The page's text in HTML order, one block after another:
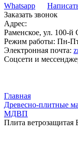
Whatsapp
Заказать звонок
Адрес:
Раменское, ул. 100-
Режим работы: Пн-
Электронная почта:
Соцсети и
Главная
Древесно-плитные
МДВП
Плита